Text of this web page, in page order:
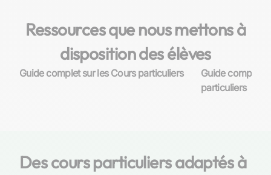
Ressources que nous mettons à
disposition des élèves
Guide complet sur les Cours particuliers
Guide complet
particuliers
Des cours particuliers adaptés à